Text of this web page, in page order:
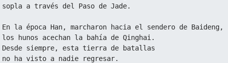
sopla a través del Paso de Jade.
En la época Han, marcharon hacia el sendero de Baideng,
los hunos acechan la bahía de Qinghai.
Desde siempre, esta tierra de batallas
no ha visto a nadie regresar.